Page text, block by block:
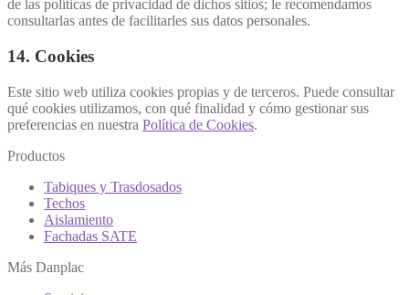
de las políticas de privacidad de dichos sitios; le recomendamos
consultarlas antes de facilitarles sus datos personales.
14. Cookies
Este sitio web utiliza cookies propias y de terceros. Puede consultar
qué cookies utilizamos, con qué finalidad y cómo gestionar sus
preferencias en nuestra Política de Cookies.
Productos
Tabiques y Trasdosados
Techos
Aislamiento
Fachadas SATE
Más Danplac